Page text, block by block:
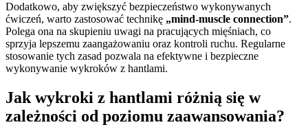
Dodatkowo, aby zwiększyć bezpieczeństwo wykonywanych
ćwiczeń, warto zastosować technikę „mind-muscle connection”.
Polega ona na skupieniu uwagi na pracujących mięśniach, co
sprzyja lepszemu zaangażowaniu oraz kontroli ruchu. Regularne
stosowanie tych zasad pozwala na efektywne i bezpieczne
wykonywanie wykroków z hantlami.
Jak wykroki z hantlami różnią się w
zależności od poziomu zaawansowania?